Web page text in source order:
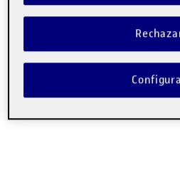
https://www.canva.com/design/